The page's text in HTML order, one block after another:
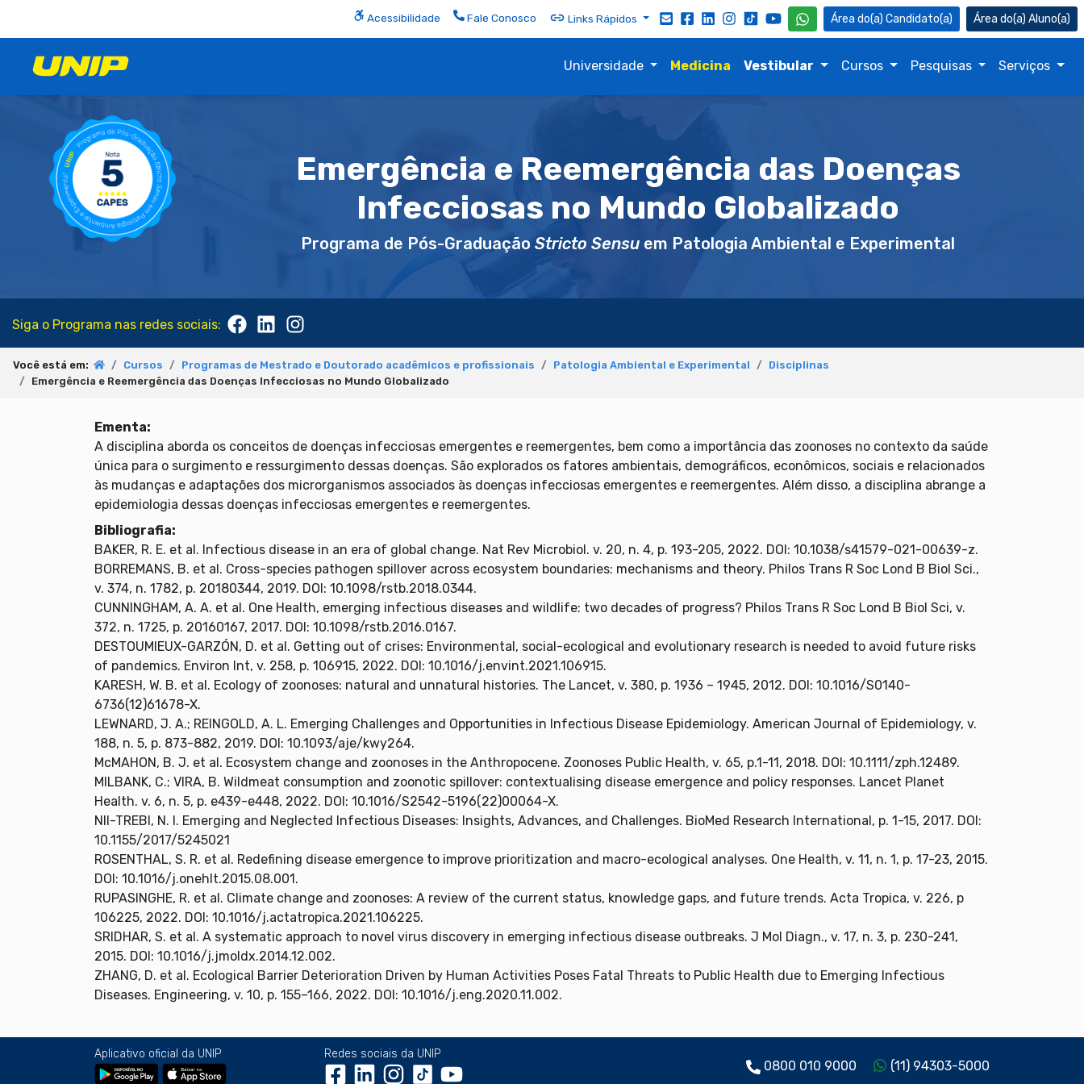
Acessibilidade Fale Conosco Links Rápidos Candidato(a) Aluno(a)
Universidade Medicina Vestibular Cursos Pesquisas Serviços
Emergência e Reemergência das Doenças
Infecciosas no Mundo Globalizado
Programa de Pós-Graduação Stricto Sensu em Patologia Ambiental e Experimental
Siga o Programa nas redes sociais:
Você está em: Cursos Programas de Mestrado e Doutorado acadêmicos e profissionais Patologia Ambiental e Experimental
Disciplinas
Emergência e Reemergência das Doenças Infecciosas no Mundo Globalizado
Ementa:
A disciplina aborda os conceitos de doenças infecciosas emergentes e reemergentes, bem como a importância das zoonoses no contexto da saúde
única para o surgimento e ressurgimento dessas doenças. São explorados os fatores ambientais, demográficos, econômicos, sociais e relacionados
às mudanças e adaptações dos microrganismos associados às doenças infecciosas emergentes e reemergentes. Além disso, a disciplina abrange a
epidemiologia dessas doenças infecciosas emergentes e reemergentes.
Bibliografia:
BAKER, R. E. et al. Infectious disease in an era of global change. Nat Rev Microbiol. v. 20, n. 4, p. 193-205, 2022. DOI: 10.1038/s41579-021-00639-z.
BORREMANS, B. et al. Cross-species pathogen spillover across ecosystem boundaries: mechanisms and theory. Philos Trans R Soc Lond B Biol Sci.,
v. 374, n. 1782, p. 20180344, 2019. DOI: 10.1098/rstb.2018.0344.
CUNNINGHAM, A. A. et al. One Health, emerging infectious diseases and wildlife: two decades of progress? Philos Trans R Soc Lond B Biol Sci, v.
372, n. 1725, p. 20160167, 2017. DOI: 10.1098/rstb.2016.0167.
DESTOUMIEUX-GARZÓN, D. et al. Getting out of crises: Environmental, social-ecological and evolutionary research is needed to avoid future risks
of pandemics. Environ Int, v. 258, p. 106915, 2022. DOI: 10.1016/j.envint.2021.106915.
KARESH, W. B. et al. Ecology of zoonoses: natural and unnatural histories. The Lancet, v. 380, p. 1936 – 1945, 2012. DOI: 10.1016/S0140-
6736(12)61678-X.
LEWNARD, J. A.; REINGOLD, A. L. Emerging Challenges and Opportunities in Infectious Disease Epidemiology. American Journal of Epidemiology, v.
188, n. 5, p. 873-882, 2019. DOI: 10.1093/aje/kwy264.
McMAHON, B. J. et al. Ecosystem change and zoonoses in the Anthropocene. Zoonoses Public Health, v. 65, p.1-11, 2018. DOI: 10.1111/zph.12489.
MILBANK, C.; VIRA, B. Wildmeat consumption and zoonotic spillover: contextualising disease emergence and policy responses. Lancet Planet
Health. v. 6, n. 5, p. e439-e448, 2022. DOI: 10.1016/S2542-5196(22)00064-X.
NII-TREBI, N. I. Emerging and Neglected Infectious Diseases: Insights, Advances, and Challenges. BioMed Research International, p. 1-15, 2017. DOI:
10.1155/2017/5245021
ROSENTHAL, S. R. et al. Redefining disease emergence to improve prioritization and macro-ecological analyses. One Health, v. 11, n. 1, p. 17-23, 2015.
DOI: 10.1016/j.onehlt.2015.08.001.
RUPASINGHE, R. et al. Climate change and zoonoses: A review of the current status, knowledge gaps, and future trends. Acta Tropica, v. 226, p
106225, 2022. DOI: 10.1016/j.actatropica.2021.106225.
SRIDHAR, S. et al. A systematic approach to novel virus discovery in emerging infectious disease outbreaks. J Mol Diagn., v. 17, n. 3, p. 230-241,
2015. DOI: 10.1016/j.jmoldx.2014.12.002.
ZHANG, D. et al. Ecological Barrier Deterioration Driven by Human Activities Poses Fatal Threats to Public Health due to Emerging Infectious
Diseases. Engineering, v. 10, p. 155–166, 2022. DOI: 10.1016/j.eng.2020.11.002.
Aplicativo oficial da UNIP Redes sociais da UNIP
0800 010 9000 (11) 94303-5000